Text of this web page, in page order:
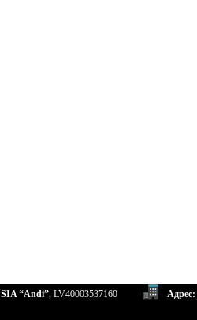
SIA “Andi”, LV40003537160 Адрес: